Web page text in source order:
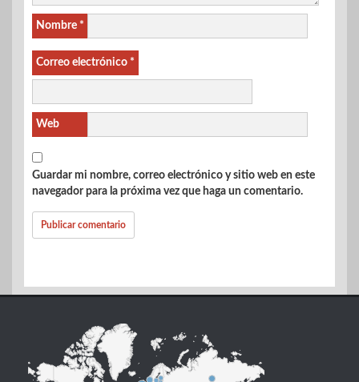
Nombre *
Correo electrónico *
Web
Guardar mi nombre, correo electrónico y sitio web en este
navegador para la próxima vez que haga un comentario.